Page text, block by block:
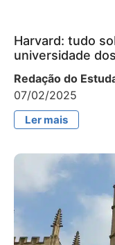
Harvard: tudo
universidade
Redação do
07/02/2025
Ler mais